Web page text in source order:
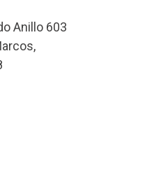
Anillo 603